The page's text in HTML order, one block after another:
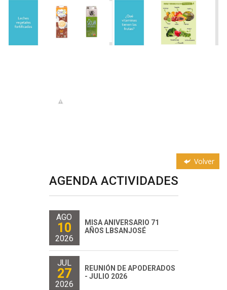
Volver
AGENDA ACTIVIDADES
AGO
10
2026
MISA ANIVERSARIO 71
AÑOS LBSANJOSÉ
JUL
27
2026
REUNIÓN DE APODERADOS
- JULIO 2026